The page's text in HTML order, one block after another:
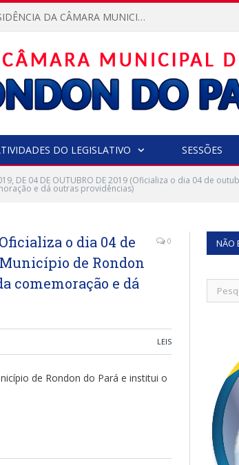
VEREADORA KEILA ASSUME A PRESIDÊNCIA DA CÂMARA MUNICIPAL.
DO LEGISLATIVO SESSÕES
DE 04 DE OUTUBRO DE 2019 (Oficializa o dia 04 de
e dá outras providências)
o dia 04 de
de Rondon
comemoração e dá
0
LEIS
de Rondon do Pará e institui o
NÃO